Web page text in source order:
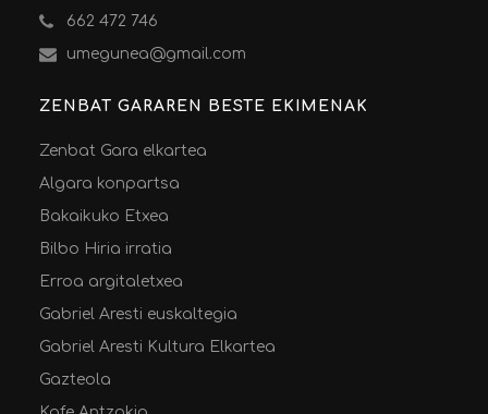
662 472 746
umegunea@gmail.com
ZENBAT GARAREN BESTE EKIMENAK
Zenbat Gara elkartea
Algara konpartsa
Bakaikuko Etxea
Bilbo Hiria irratia
Erroa argitaletxea
Gabriel Aresti euskaltegia
Gabriel Aresti Kultura Elkartea
Gazteola